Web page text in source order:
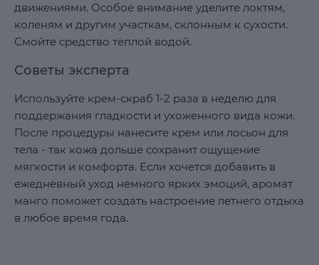
движениями. Особое внимание уделите локтям,
коленям и другим участкам, склонным к сухости.
Смойте средство тёплой водой.
Советы эксперта
Используйте крем-скраб 1-2 раза в неделю для
поддержания гладкости и ухоженного вида кожи.
После процедуры нанесите крем или лосьон для
тела - так кожа дольше сохранит ощущение
мягкости и комфорта. Если хочется добавить в
ежедневный уход немного ярких эмоций, аромат
манго поможет создать настроение летнего отдыха
в любое время года.